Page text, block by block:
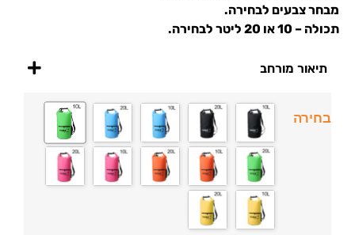
מבחר צבעים לבחירה.
תכולה – 10 או 20 ליטר לבחירה.
תיאור מורחב
בחירה